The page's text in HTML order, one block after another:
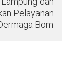
Pelayanan
Bom